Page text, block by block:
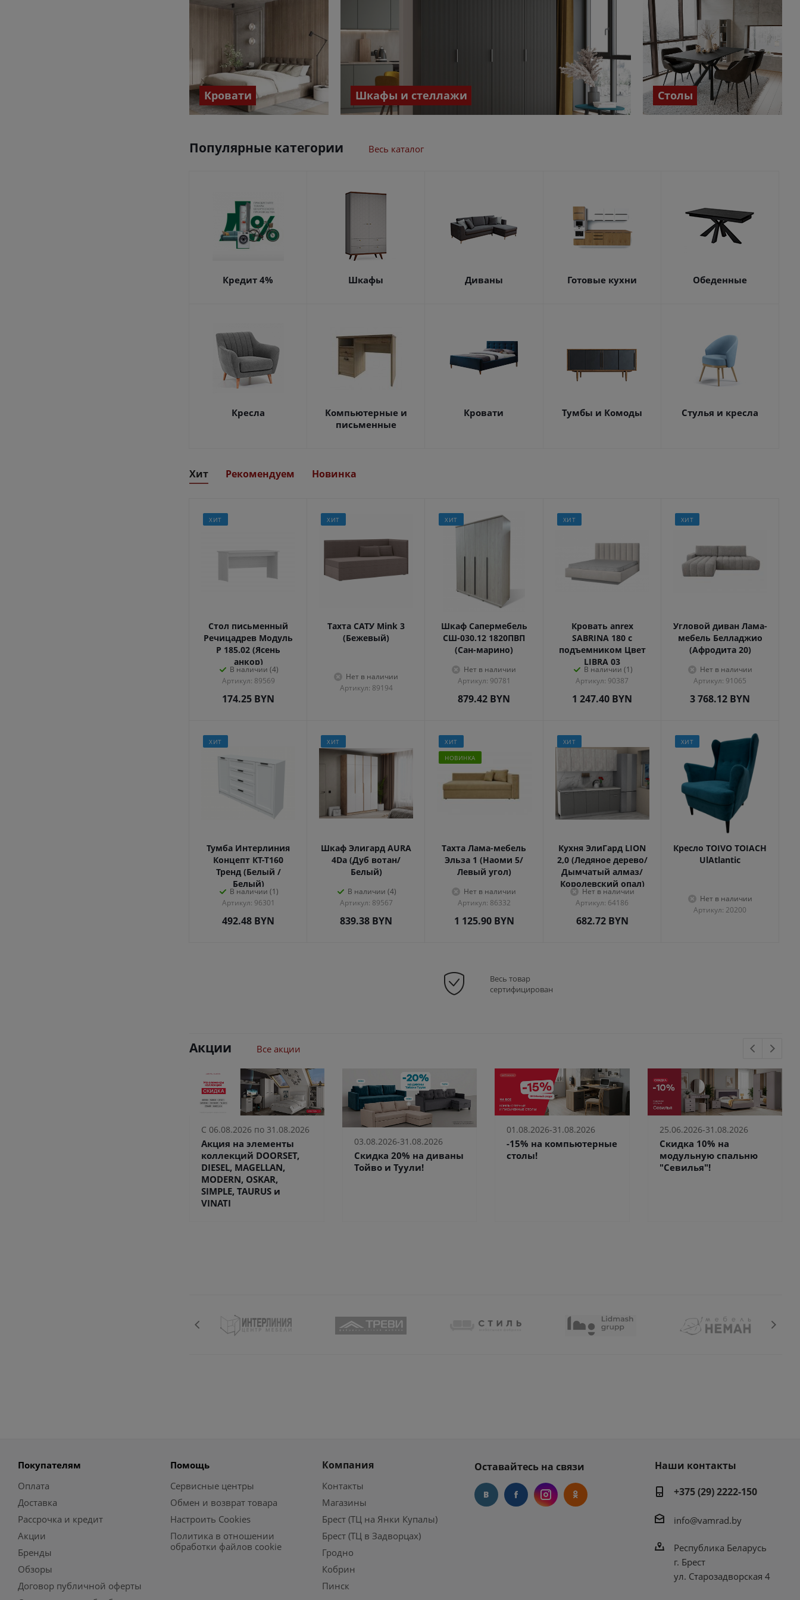
Кровати Шкафы и стеллажи Столы
Популярные категории Весь каталог
Кредит 4% Шкафы Диваны Готовые кухни Обеденные
Кресла
Компьютерные и
письменные
Кровати Тумбы и Комоды Стулья и кресла
Хит Рекомендуем Новинка
ХИТ
Стол письменный
Речицадрев Модуль
Р 185.02 (Ясень
анкор)
В наличии (4)
Артикул: 89569
174.25 BYN
ХИТ
Тахта САТУ Mink 3
(Бежевый)
Нет в наличии
Артикул: 89194
ХИТ
Шкаф Сапермебель
СШ-030.12 1820ПВП
(Сан-марино)
Нет в наличии
Артикул: 90781
879.42 BYN
ХИТ
Кровать anrex
SABRINA 180 с
подъемником Цвет
LIBRA 03
В наличии (1)
Артикул: 90387
1 247.40 BYN
ХИТ
Угловой диван Лама-
мебель Белладжио
(Афродита 20)
Нет в наличии
Артикул: 91065
3 768.12 BYN
ХИТ
Тумба Интерлиния
Концепт КТ-Т160
Тренд (Белый /
Белый)
В наличии (1)
Артикул: 96301
492.48 BYN
ХИТ
Шкаф Элигард AURA
4Dа (Дуб вотан/
Белый)
В наличии (4)
Артикул: 89567
839.38 BYN
ХИТ
НОВИНКА
Тахта Лама-мебель
Эльза 1 (Наоми 5/
Левый угол)
Нет в наличии
Артикул: 86332
1 125.90BYN
ХИТ
Кухня ЭлиГард LION
2,0 (Ледяное дерево/
Дымчатый алмаз/
Королевский опал)
Нет в наличии
Артикул: 64186
682.72BYN
ХИТ
Кресло TOIVO TOIACH
UlAtlantic
Нет в наличии
Артикул: 20200
Весь товар
сертифицирован
Акции Все акции
С 06.08.2026 по 31.08.2026
Акция на элементы
коллекций DOORSET,
DIESEL, MAGELLAN,
MODERN, OSKAR,
SIMPLE, TAURUS и
VINATI
03.08.2026-31.08.2026
Скидка 20% на диваны
Тойво и Туули!
01.08.2026-31.08.2026
-15% на компьютерные
столы!
25.06.2026-31.08.2026
Скидка 10% на
модульную спальню
"Севилья"!
Покупателям
Оплата
Доставка
Рассрочка и кредит
Акции
Бренды
Обзоры
Договор публичной оферты
Помощь
Сервисные центры
Обмен и возврат товара
Настроить Cookies
Политика в отношении
обработки файлов cookie
Компания
Контакты
Магазины
Брест (ТЦ на Янки Купалы)
Брест (ТЦ в Задворцах)
Гродно
Кобрин
Пинск
Оставайтесь на связи
Наши контакты
+375 (29) 2222-150
info@vamrad.by
Республика Беларусь
г. Брест
ул. Старозадворская 4